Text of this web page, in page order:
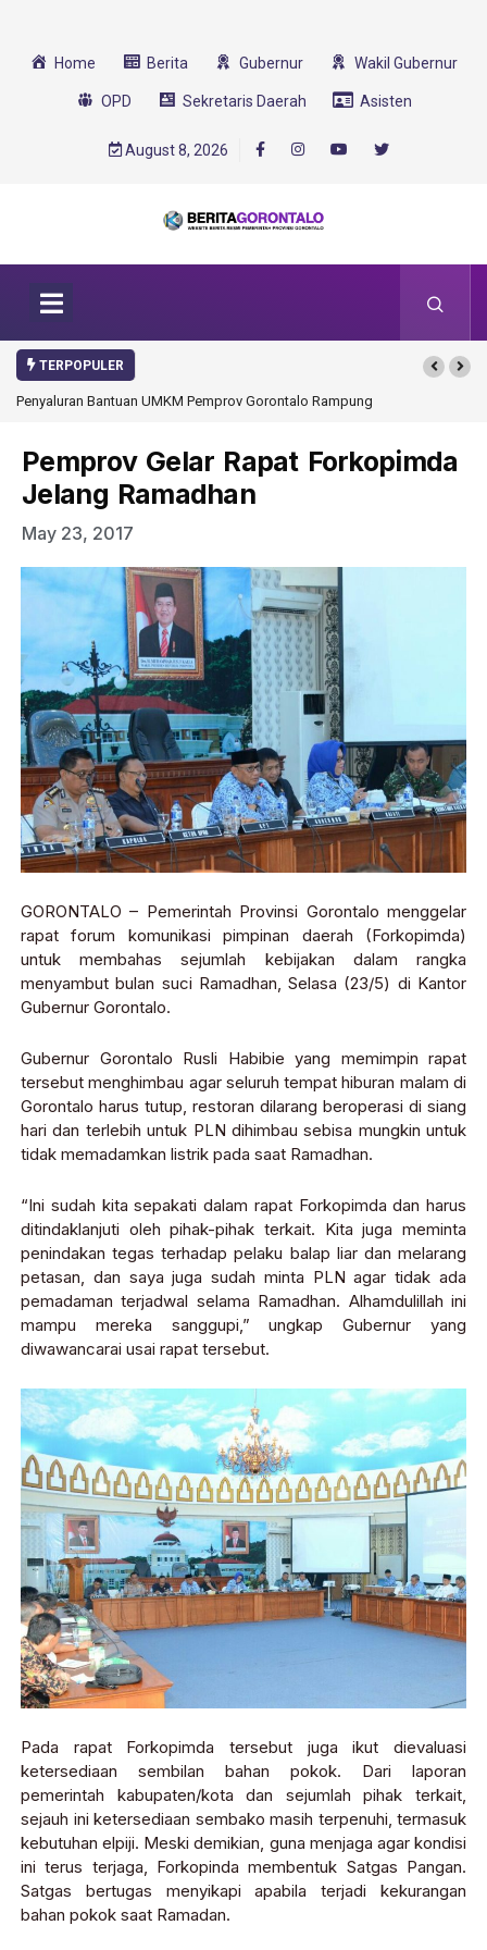
Home Berita Gubernur Wakil Gubernur
OPD Sekretaris Daerah Asisten
August 8, 2026
TERPOPULER
Bantuan UMKM Pemprov Gorontalo RampungGorontalo Ikut Dukung
Pemprov Gelar Rapat Forkopimda
Jelang Ramadhan
May 23, 2017
GORONTALO – Pemerintah Provinsi Gorontalo menggelar
rapat forum komunikasi pimpinan daerah (Forkopimda)
untuk membahas sejumlah kebijakan dalam rangka
menyambut bulan suci Ramadhan, Selasa (23/5) di Kantor
Gubernur Gorontalo.
Gubernur Gorontalo Rusli Habibie yang memimpin rapat
tersebut menghimbau agar seluruh tempat hiburan malam di
Gorontalo harus tutup, restoran dilarang beroperasi di siang
hari dan terlebih untuk PLN dihimbau sebisa mungkin untuk
tidak memadamkan listrik pada saat Ramadhan.
“Ini sudah kita sepakati dalam rapat Forkopimda dan harus
ditindaklanjuti oleh pihak-pihak terkait. Kita juga meminta
penindakan tegas terhadap pelaku balap liar dan melarang
petasan, dan saya juga sudah minta PLN agar tidak ada
pemadaman terjadwal selama Ramadhan. Alhamdulillah ini
mampu mereka sanggupi,” ungkap Gubernur yang
diwawancarai usai rapat tersebut.
Pada rapat Forkopimda tersebut juga ikut dievaluasi
ketersediaan sembilan bahan pokok. Dari laporan
pemerintah kabupaten/kota dan sejumlah pihak terkait,
sejauh ini ketersediaan sembako masih terpenuhi, termasuk
kebutuhan elpiji. Meski demikian, guna menjaga agar kondisi
ini terus terjaga, Forkopinda membentuk Satgas Pangan.
Satgas bertugas menyikapi apabila terjadi kekurangan
bahan pokok saat Ramadan.